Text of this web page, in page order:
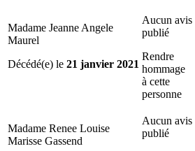
Madame Jeanne Angele
Maurel
Décédé(e) le 21 janvier 2021
Aucun avis
publié
Rendre
hommage
à cette
personne
Madame Renee Louise
Marisse Gassend
Aucun avis
publié